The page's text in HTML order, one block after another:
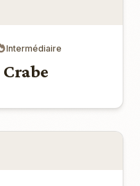
Intermédiaire